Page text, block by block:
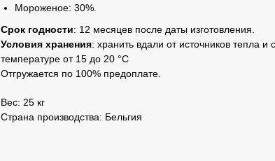
Мороженое: 30%.
Срок годности: 12 месяцев после даты изготовления.
Условия хранения: хранить вдали от источников тепла и
температуре от 15 до 20 °C
Отгружается по 100% предоплате.
Вес: 25 кг
Страна производства: Бельгия